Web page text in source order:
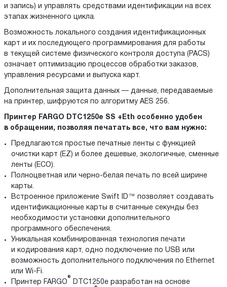
и запись) и управлять средствами идентификации на всех
этапах жизненного цикла.
Возможность локального создания идентификационных
карт и их последующего программирования для работы
в текущей системе физического контроля доступа (PACS)
означает оптимизацию процессов обработки заказов,
управления ресурсами и выпуска карт.
Дополнительная защита данных — данные, передаваемые
на принтер, шифруются по алгоритму AES 256.
Принтер FARGO DTC1250e SS +Eth особенно удобен
в обращении, позволяя печатать все, что вам нужно:
Предлагаются простые печатные ленты с функцией
очистки карт (EZ) и более дешевые, экологичные, сменные
ленты (ЕСО).
Полноцветная или черно-белая печать по всей ширине
карты.
Встроенное приложение Swift ID™ позволяет создавать
идентификационные карты в считанные секунды без
необходимости установки дополнительного
программного обеспечения.
Уникальная комбинированная технология печати
и кодирования карт, одно подключение по USB или
возможность дополнительного подключения по Ethernet
или Wi-Fi.
Принтер FARGO
®
DTC1250e разработан на основе